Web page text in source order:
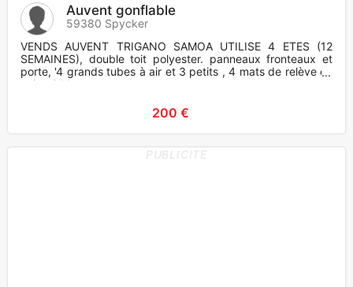
Auvent gonflable
59380 Spycker
VENDS AUVENT TRIGANO SAMOA UTILISE 4 ETES (12
SEMAINES), double toit polyester. panneaux fronteaux et
porte, '4 grands tubes à air et 3 petits , 4 mats de relève en
acier, 2 Mats a
200 €
PUBLICITE